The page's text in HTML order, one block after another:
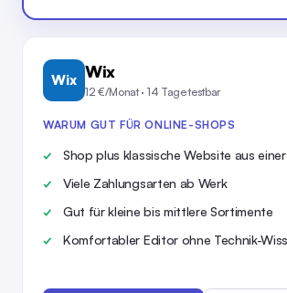
Wix Wix
12 €/Monat · 14 Tage testbar
WARUM GUT FÜR ONLINE-SHOPS
Shop plus klassische Website aus
Viele Zahlungsarten ab Werk
Gut für kleine bis mittlere Sortimente
Komfortabler Editor ohne Technik-